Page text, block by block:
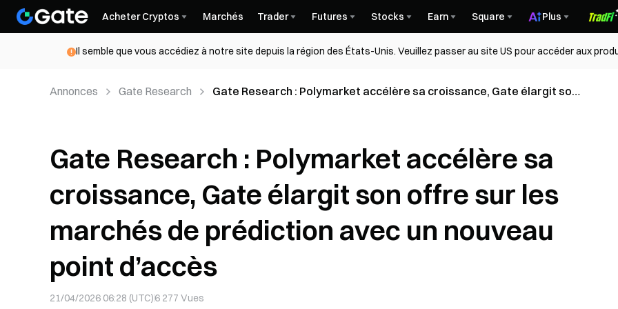
Acheter Cryptos Marchés Trader Futures Stocks Earn Square Plus
Il semble que vous accédiez à notre site depuis la région des États-Unis. Veuillez passer au site US pour accéder aux
Annonces Gate Research
Gate Research : Polymarket accélère sa croissance, Gate élargit son
Gate Research : Polymarket accélère sa
croissance, Gate élargit son offre sur les
marchés de prédiction avec un nouveau
point d’accès
21/04/2026 06:28 (UTC)6 277 Vues